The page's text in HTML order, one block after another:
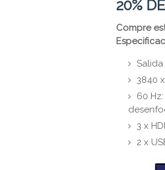
20%
Compre
3840
60
3 x
2 x